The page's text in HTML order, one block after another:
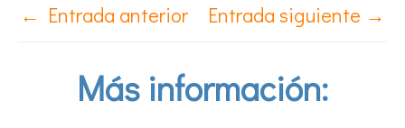
← Entrada anterior Entrada siguiente →
Más información: